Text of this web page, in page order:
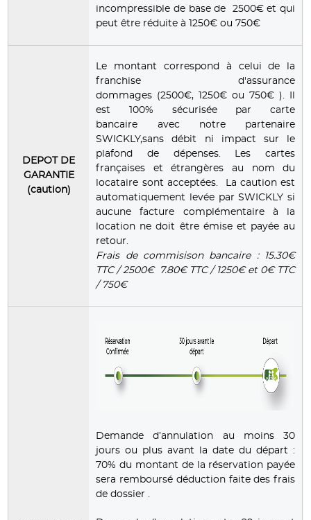
incompressible de base de 2500€ et qui
peut être réduite à 1250€ ou 750€
DEPOT DE
GARANTIE
(caution)
Le montant correspond à celui de la
franchise d'assurance
dommages (2500€, 1250€ ou 750€ ). Il
est 100% sécurisée par carte
bancaire avec notre partenaire
SWICKLY,sans débit ni impact sur le
plafond de dépenses. Les cartes
françaises et étrangères au nom du
locataire sont acceptées. La caution est
automatiquement levée par SWICKLY si
aucune facture complémentaire à la
location ne doit être émise et payée au
retour.
Frais de commisison bancaire : 15.30€
TTC / 2500€ 7.80€ TTC / 1250€ et 0€ TTC
/ 750€
Demande d’annulation au moins 30
jours ou plus avant la date du départ :
70% du montant de la réservation payée
sera remboursé déduction faite des frais
de dossier .